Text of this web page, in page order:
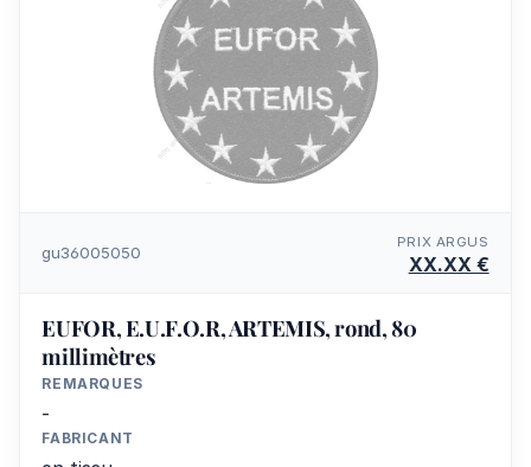
gu36005050
PRIX ARGUS
XX.XX €
EUFOR, E.U.F.O.R, ARTEMIS, rond, 80
millimètres
REMARQUES
-
FABRICANT